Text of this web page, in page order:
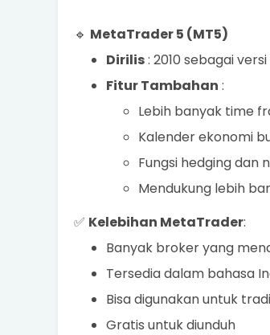
🔹 MetaTrader 5 (MT5)
Dirilis: 2010 sebagai
Fitur Tambahan :
Lebih banyak time
Kalender ekonomi
Fungsi hedging dan
Mendukung lebih
✅ Kelebihan MetaTrader:
Banyak broker yang
Tersedia dalam bahasa
Bisa digunakan untuk
Gratis untuk diunduh